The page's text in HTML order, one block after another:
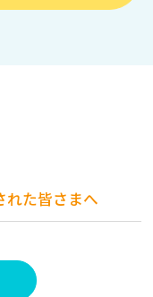
れた皆さまへ